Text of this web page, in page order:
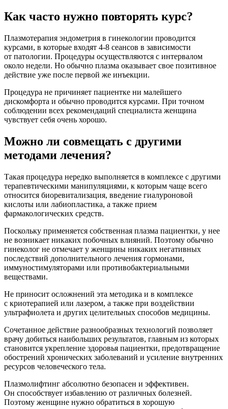
Как часто нужно повторять курс?
Плазмотерапия эндометрия в гинекологии проводится
курсами, в которые входят 4-8 сеансов в зависимости
от патологии. Процедуры осуществляются с интервалом
около недели. Но обычно плазма оказывает свое позитивное
действие уже после первой же инъекции.
Процедура не причиняет пациентке ни малейшего
дискомфорта и обычно проводится курсами. При точном
соблюдении всех рекомендаций специалиста женщина
чувствует себя очень хорошо.
Можно ли совмещать с другими
методами лечения?
Такая процедура нередко выполняется в комплексе с другими
терапевтическими манипуляциями, к которым чаще всего
относится биоревитализация, введение гиалуроновой
кислоты или лабиопластика, а также прием
фармакологических средств.
Поскольку применяется собственная плазма пациентки, у нее
не возникает никаких побочных влияний. Поэтому обычно
гинеколог не отмечает у женщины никаких негативных
последствий дополнительного лечения гормонами,
иммуностимуляторами или противобактериальными
веществами.
Не приносит осложнений эта методика и в комплексе
с криотерапией или лазером, а также при воздействии
ультрафиолета и других целительных способов медицины.
Сочетанное действие разнообразных технологий позволяет
врачу добиться наибольших результатов, главным из которых
становится укрепление здоровья пациентки, предотвращение
обострений хронических заболеваний и усиление внутренних
ресурсов человеческого тела.
Плазмолифтинг абсолютно безопасен и эффективен.
Он способствует избавлению от различных болезней.
Поэтому женщине нужно обратиться в хорошую